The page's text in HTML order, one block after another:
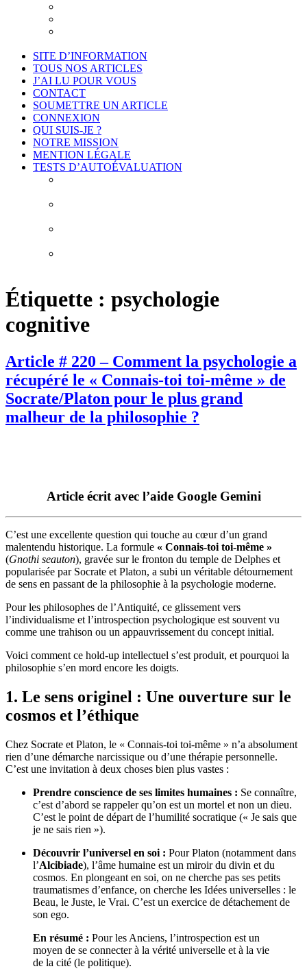
SITE D’INFORMATION
TOUS NOS ARTICLES
J’AI LU POUR VOUS
CONTACT
SOUMETTRE UN ARTICLE
CONNEXION
QUI SUIS-JE ?
NOTRE MISSION
MENTION LÉGALE
TESTS D’AUTOÉVALUATION
Étiquette : psychologie
cognitive
Article # 220 – Comment la psychologie a
récupéré le « Connais-toi toi-même » de
Socrate/Platon pour le plus grand
malheur de la philosophie ?
Article écrit avec l’aide Google Gemini
C’est une excellente question qui touche au cœur d’un grand
malentendu historique. La formule « Connais-toi toi-même »
(Gnothi seauton), gravée sur le fronton du temple de Delphes et
popularisée par Socrate et Platon, a subi un véritable détournement
de sens en passant de la philosophie à la psychologie moderne.
Pour les philosophes de l’Antiquité, ce glissement vers
l’individualisme et l’introspection psychologique est souvent vu
comme une trahison ou un appauvrissement du concept initial.
Voici comment ce hold-up intellectuel s’est produit, et pourquoi la
philosophie s’en mord encore les doigts.
1. Le sens originel : Une ouverture sur le
cosmos et l’éthique
Chez Socrate et Platon, le « Connais-toi toi-même » n’a absolument
rien d’une démarche narcissique ou d’une thérapie personnelle.
C’est une invitation à deux choses bien plus vastes :
Prendre conscience de ses limites humaines : Se connaître,
c’est d’abord se rappeler qu’on est un mortel et non un dieu.
C’est le point de départ de l’humilité socratique (« Je sais que
je ne sais rien »).
Découvrir l’universel en soi : Pour Platon (notamment dans
l’Alcibiade), l’âme humaine est un miroir du divin et du
cosmos. En plongeant en soi, on ne cherche pas ses petits
traumatismes d’enfance, on cherche les Idées universelles : le
Beau, le Juste, le Vrai. C’est un exercice de détachement de
son ego.
En résumé : Pour les Anciens, l’introspection est un
moyen de se connecter à la vérité universelle et à la vie
de la cité (le politique).